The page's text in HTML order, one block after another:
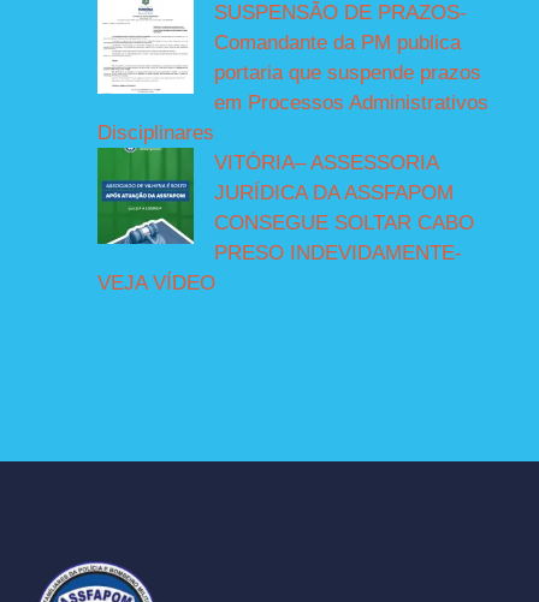
SUSPENSÃO DE PRAZOS-
Comandante da PM publica
portaria que suspende prazos
em Processos Administrativos
Disciplinares
VITÓRIA– ASSESSORIA
JURÍDICA DA ASSFAPOM
CONSEGUE SOLTAR CABO
PRESO INDEVIDAMENTE-
VEJA VÍDEO